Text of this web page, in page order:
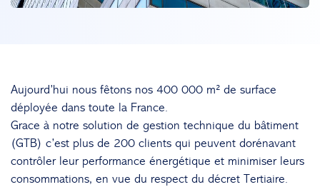
Aujourd’hui nous fêtons nos 400 000 m² de surface
déployée dans toute la France.
Grace à notre solution de gestion technique du bâtiment
(GTB) c’est plus de 200 clients qui peuvent dorénavant
contrôler leur performance énergétique et minimiser leurs
consommations, en vue du respect du décret Tertiaire.